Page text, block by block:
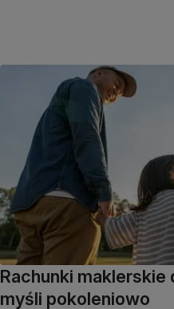
Rachunki maklerskie
myśli pokoleniowo